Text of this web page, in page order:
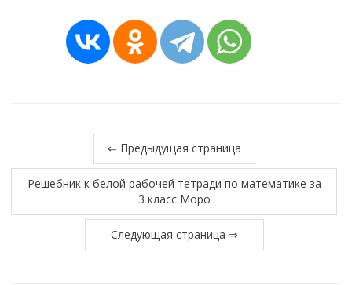
⇐ Предыдущая страница
Решебник к белой рабочей тетради по математике за
3 класс Моро
Следующая страница ⇒